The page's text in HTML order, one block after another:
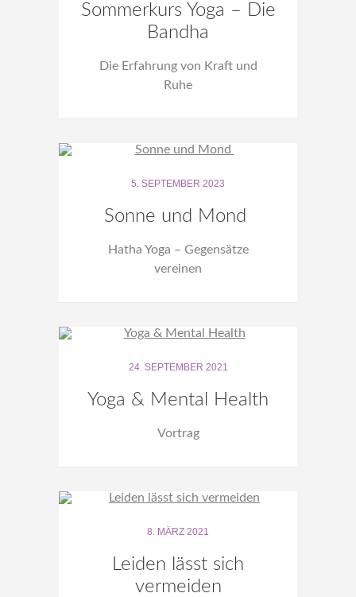
Sommerkurs Yoga – Die
Bandha
Die Erfahrung von Kraft und
Ruhe
5. SEPTEMBER 2023
Sonne und Mond
Hatha Yoga – Gegensätze
vereinen
24. SEPTEMBER 2021
Yoga & Mental Health
Vortrag
8. MÄRZ 2021
Leiden lässt sich
vermeiden